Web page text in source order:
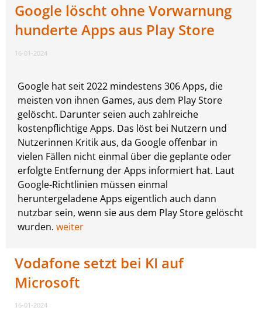
Google löscht ohne Vorwarnung
hunderte Apps aus Play Store
16-01-2024
Google hat seit 2022 mindestens 306 Apps, die
meisten von ihnen Games, aus dem Play Store
gelöscht. Darunter seien auch zahlreiche
kostenpflichtige Apps. Das löst bei Nutzern und
Nutzerinnen Kritik aus, da Google offenbar in
vielen Fällen nicht einmal über die geplante oder
erfolgte Entfernung der Apps informiert hat. Laut
Google-Richtlinien müssen einmal
heruntergeladene Apps eigentlich auch dann
nutzbar sein, wenn sie aus dem Play Store gelöscht
wurden. weiter
Vodafone setzt bei KI auf
Microsoft
16-01-2024